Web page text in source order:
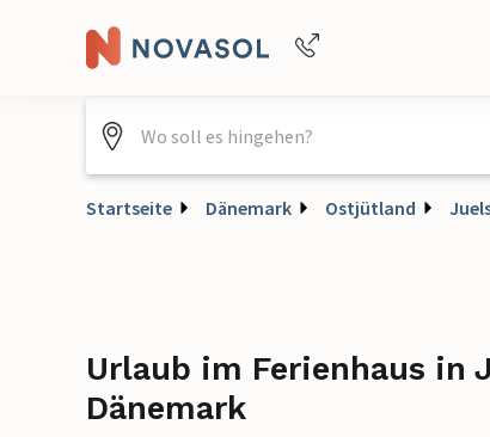
+4940688715475
Startseite Dänemark Ostjütland
Urlaub im Ferienhaus in
Dänemark